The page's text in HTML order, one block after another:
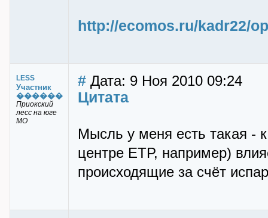
http://ecomos.ru/kadr22/
LESS
Участник
������
Приокский
лесс на юге
МО
# Дата: 9 Ноя 2010 09:24
Цитата
Мысль у меня есть такая -
центре ЕТР, например)
происходящие за счёт